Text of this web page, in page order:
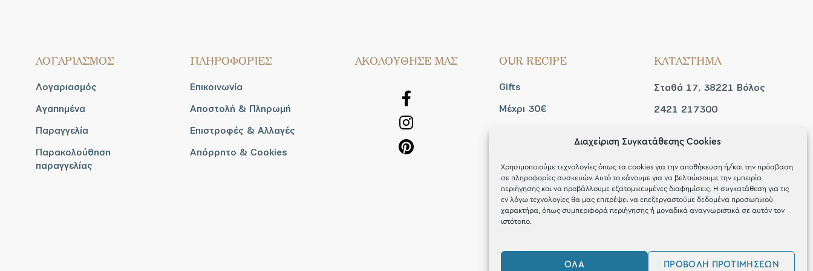
Διαχείριση Συγκατάθεσης Cookies
Χρησιμοποιούμε τεχνολογίες όπως τα cookies για την αποθήκευση ή/και την πρόσβαση
σε πληροφορίες συσκευών. Αυτό το κάνουμε για να βελτιώσουμε την εμπειρία
περιήγησης και να προβάλλουμε εξατομικευμένες διαφημίσεις. Η συγκατάθεση για τις
εν λόγω τεχνολογίες θα μας επιτρέψει να επεξεργαστούμε δεδομένα προσωπικού
χαρακτήρα, όπως συμπεριφορά περιήγησης ή μοναδικά αναγνωριστικά σε αυτόν τον
ιστότοπο.
ΌΛΑ ΠΡΟΒΟΛΉ ΠΡΟΤΙΜΉΣΕΩΝ
ΛΟΓΑΡΙΑΣΜΟΣ
Λογαριασμός
Αγαπημένα
Παραγγελία
Παρακολούθηση
παραγγελίας
ΠΛΗΡΟΦΟΡΙΕΣ
Επικοινωνία
Αποστολή & Πληρωμή
Επιστροφές & Αλλαγές
Απόρρητο & Cookies
AΚΟΛΟΥΘΗΣΕ ΜΑΣ OUR RECIPE
Gifts
Μέχρι 30€
ΚΑΤΑΣΤΗΜΑ
Σταθά 17, 38221 Βόλος
2421 217300
Τριτ / Πεμ / Παρ: 09:00 -
21:00